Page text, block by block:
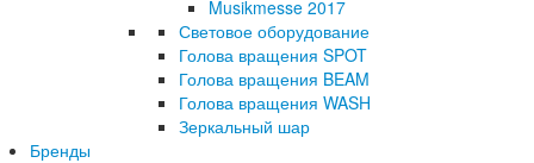
Musikmesse 2017
Световое оборудование
Голова вращения SPOT
Голова вращения BEAM
Голова вращения WASH
Зеркальный шар
Бренды